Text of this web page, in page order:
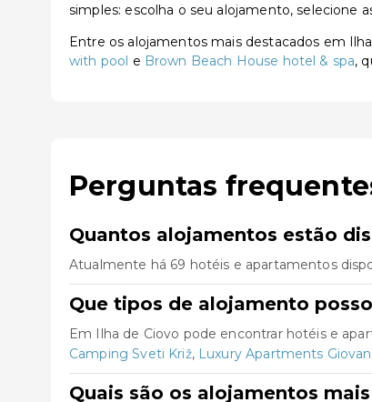
simples: escolha o seu alojamento, selecione
Entre os alojamentos mais destacados em
with pool e Brown Beach House hotel & spa,
Perguntas
Quantos alojamentos estão
Atualmente há 69 hotéis e apartamentos
Que tipos de alojamento
Em Ilha de Ciovo pode encontrar hotéis e
Camping Sveti Križ, Luxury Apartments
Quais são os alojamentos